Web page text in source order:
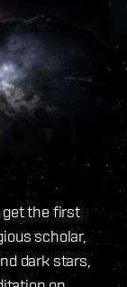
get the first
scholar,
dark stars,